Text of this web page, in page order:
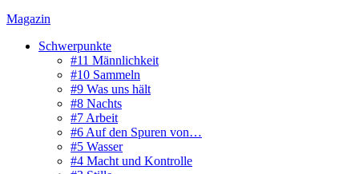
Magazin
Schwerpunkte
#11 Männlichkeit
#10 Sammeln
#9 Was uns hält
#8 Nachts
#7 Arbeit
#6 Auf den Spuren von…
#5 Wasser
#4 Macht und Kontrolle